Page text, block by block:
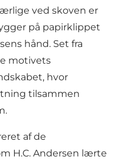
ved skoven er
på papirklippet
hånd. Set fra
motivets
hvor
tilsammen
af de
H.C. Andersen lærte